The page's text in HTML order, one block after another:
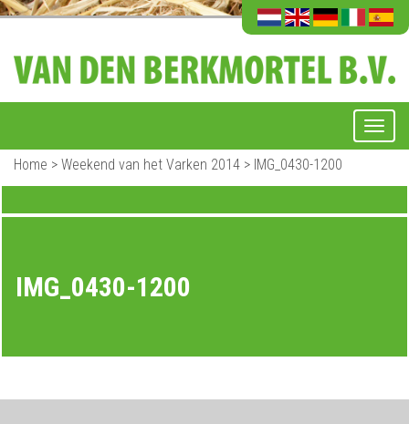
Home > Weekend van het Varken 2014 > IMG_0430-1200
IMG_0430-1200